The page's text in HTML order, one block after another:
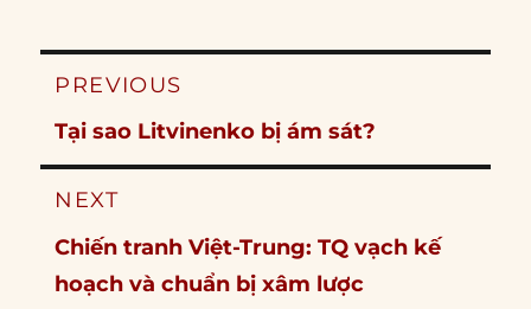
Post
PREVIOUS
Previous
post:
Tại sao Litvinenko bị ám sát?
NEXT
Next
post:
Chiến tranh Việt-Trung: TQ vạch kế
hoạch và chuẩn bị xâm lược